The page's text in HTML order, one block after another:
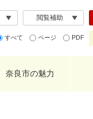
閲覧補助
すべて ページ PDF
奈良市の魅力